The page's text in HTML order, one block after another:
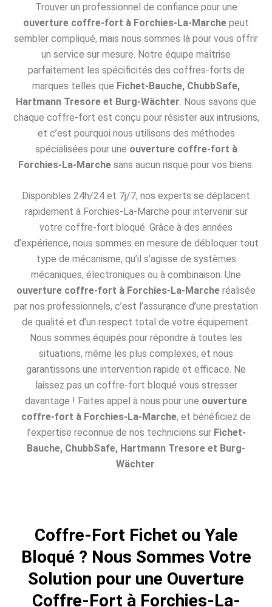
Trouver un professionnel de confiance pour une
ouverture coffre-fort à Forchies-La-Marche peut
sembler compliqué, mais nous sommes là pour vous offrir
un service sur mesure. Notre équipe maîtrise
parfaitement les spécificités des coffres-forts de
marques telles que Fichet-Bauche, ChubbSafe,
Hartmann Tresore et Burg-Wächter . Nous savons que
chaque coffre-fort est conçu pour résister aux intrusions,
et c’est pourquoi nous utilisons des méthodes
spécialisées pour une ouverture coffre-fort à
Forchies-La-Marche sans aucun risque pour vos biens.
Disponibles 24h/24 et 7j/7, nos experts se déplacent
rapidement à Forchies-La-Marche pour intervenir sur
votre coffre-fort bloqué. Grâce à des années
d’expérience, nous sommes en mesure de débloquer tout
type de mécanisme, qu’il s’agisse de systèmes
mécaniques, électroniques ou à combinaison. Une
ouverture coffre-fort à Forchies-La-Marche réalisée
par nos professionnels, c’est l’assurance d’une prestation
de qualité et d’un respect total de votre équipement.
Nous sommes équipés pour répondre à toutes les
situations, même les plus complexes, et nous
garantissons une intervention rapide et efficace. Ne
laissez pas un coffre-fort bloqué vous stresser
davantage ! Faites appel à nous pour une ouverture
coffre-fort à Forchies-La-Marche, et bénéficiez de
l’expertise reconnue de nos techniciens sur Fichet-
Bauche, ChubbSafe, Hartmann Tresore et Burg-
Wächter.
Coffre-Fort Fichet ou Yale
Bloqué ? Nous Sommes Votre
Solution pour une Ouverture
Coffre-Fort à Forchies-La-